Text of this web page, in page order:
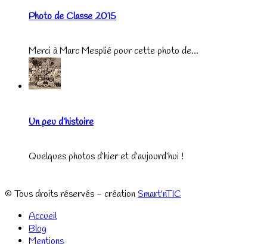
Photo de Classe 2015
Merci à Marc Mesplié pour cette photo de...
Un peu d’histoire
Quelques photos d’hier et d’aujourd’hui !
© Tous droits réservés - création Smart'nTIC
Accueil
Blog
Mentions